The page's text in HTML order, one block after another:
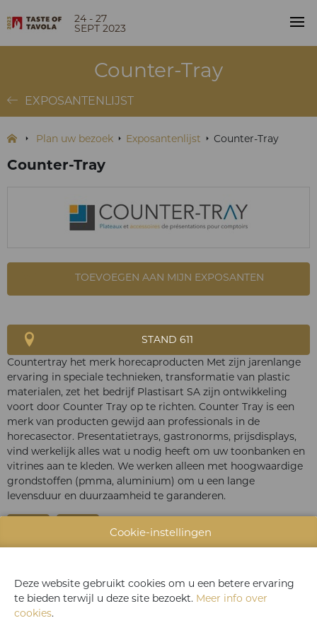
24 - 27
SEPT 2023
Counter-Tray
EXPOSANTENLIJST
Plan uw bezoek Exposantenlijst Counter-Tray
Counter-Tray
TOEVOEGEN AAN MIJN EXPOSANTEN
STAND 611
Countertray het merk horecaproducten Met zijn jarenlange
ervaring in speciale technieken, transformatie van plastic
materialen, zet het bedrijf Plastisart SA zijn ontwikkeling
voort door Counter Tray op te richten. Counter Tray is een
merk van producten gewijd aan professionals in de
horecasector. Presentatietrays, gastronorms, prijsdisplays,
vind werkelijk alles wat u nodig heeft om uw toonbanken en
vitrines aan te kleden. We werken alleen met hoogwaardige
grondstoffen (pmma, aluminium) om u een lange
levensduur en duurzaamheid te garanderen.
PRODUCTGROEP
Cookie-instellingen
Deze website gebruikt cookies om u een betere ervaring
te bieden terwijl u deze site bezoekt. Meer info over
cookies.